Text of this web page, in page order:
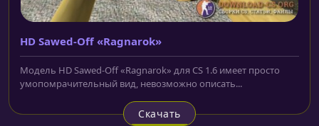
HD Sawed-Off «Ragnarok»
Модель HD Sawed-Off «Ragnarok» для CS 1.6 имеет просто
умопомрачительный вид, невозможно описать...
Скачать